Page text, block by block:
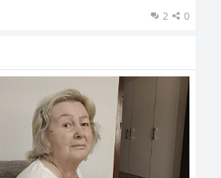
2 0